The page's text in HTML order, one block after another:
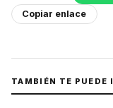
Copiar enlace
TAMBIÉN TE PUEDE